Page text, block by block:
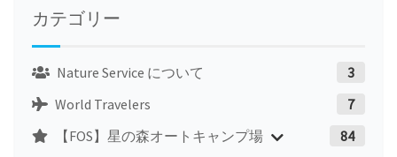
カテゴリー
Nature Service について
3
World Travelers
7
【FOS】星の森オートキャンプ場
84